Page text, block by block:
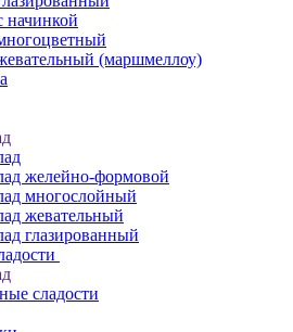
начинкой
(маршмеллоу)
желейно-формовой
многослойный
жевательный
глазированный
сладости